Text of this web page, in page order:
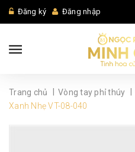
Đăng ký Đăng nhập
Trang chủ Vòng tay phỉ thúy
Xanh Nhẹ VT-08-040